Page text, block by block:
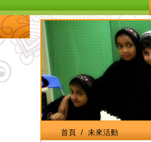
首頁 / 未來活動